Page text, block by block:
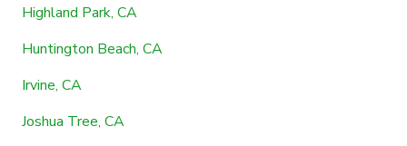
Highland Park, CA
Huntington Beach, CA
Irvine, CA
Joshua Tree, CA